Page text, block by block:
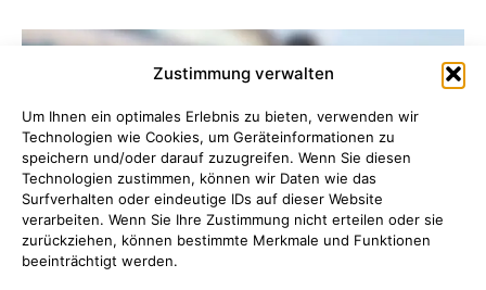
DIES & DAS
DIES & DAS
Zustimmung verwalten
Um Ihnen ein optimales Erlebnis zu bieten, verwenden wir
Technologien wie Cookies, um Geräteinformationen zu
speichern und/oder darauf zuzugreifen. Wenn Sie diesen
Technologien zustimmen, können wir Daten wie das
Surfverhalten oder eindeutige IDs auf dieser Website
verarbeiten. Wenn Sie Ihre Zustimmung nicht erteilen oder sie
zurückziehen, können bestimmte Merkmale und Funktionen
beeinträchtigt werden.